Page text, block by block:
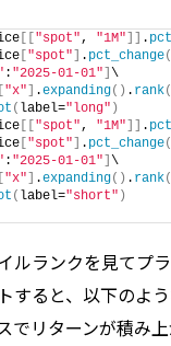
"spot", "1M" .
"spot" . pct_change
: "2025-01-01"
\
"x" .expanding() . rank(
( label="long" )
"spot", "1M" .
"spot" . pct_change
: "2025-01-01"
\
"x" .expanding() . rank(
( label="short" )
ルランクを見てプ
すると、以下のよ
でリターンが積み